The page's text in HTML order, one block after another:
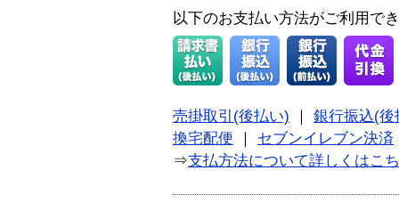
以下のお支払い方法がご利用で
売掛取引(後払い)
銀行振込(後
換宅配便
セブンイレブン決済
⇒支払方法について詳しくはこ